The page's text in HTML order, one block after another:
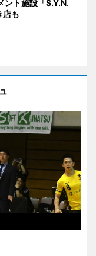
ント施設「S.Y.N.
も